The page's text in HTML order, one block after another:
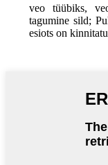
veo tüübiks,
tagumine sild;
esiots on